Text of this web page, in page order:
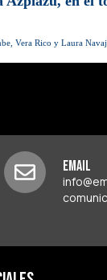
Vera Rico y Laura
Email